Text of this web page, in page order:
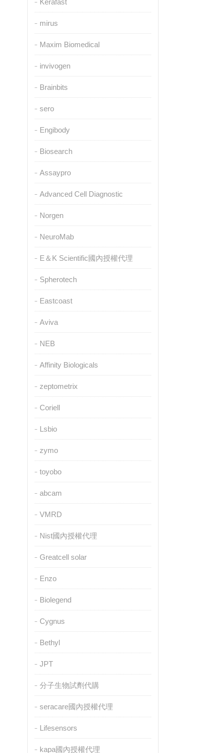
Kerafast
mirus
Maxim Biomedical
invivogen
Brainbits
sero
Engibody
Biosearch
Assaypro
Advanced Cell Diagnostic
Norgen
NeuroMab
E＆K Scientific國內授權代理
Spherotech
Eastcoast
Aviva
NEB
Affinity Biologicals
zeptometrix
Coriell
Lsbio
zymo
toyobo
abcam
VMRD
Nist國內授權代理
Greatcell solar
Enzo
Biolegend
Cygnus
Bethyl
JPT
分子生物試劑代購
seracare國內授權代理
Lifesensors
kapa國內授權代理